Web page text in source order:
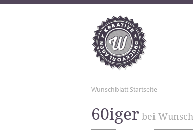
Wunschblatt Startseite
60igerbei